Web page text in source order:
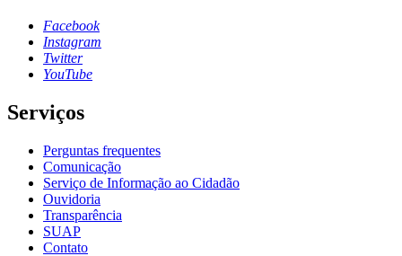
Facebook
Instagram
Twitter
YouTube
Serviços
Perguntas frequentes
Comunicação
Serviço de Informação ao Cidadão
Ouvidoria
Transparência
SUAP
Contato